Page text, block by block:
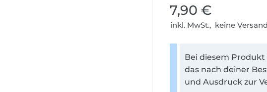
7,90 €
inkl. MwSt., keine
Bei diesem
das nach deiner
und Ausdruck zur